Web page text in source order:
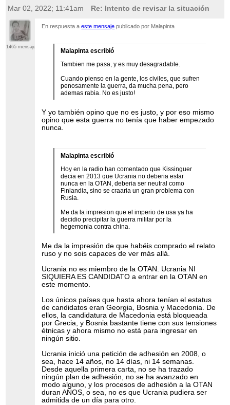
Mar 02, 2022; 11:41am
Re: Intento de revisar la situación
1465 mensajes
En respuesta aeste mensaje publicado por Malapinta
Malapinta escribió
Tambien me pasa, y es muy desagradable.
Cuando pienso en la gente, los civiles, que sufren
penosamente la guerra, da mucha pena, pero
ademas rabia. No es justo!
Y yo también opino que no es justo, y por eso mismo
opino que esta guerra no tenía que haber empezado
nunca.
Malapinta escribió
Hoy en la radio han comentado que Kissinguer
decia en 2013 que Ucrania no deberia estar
nunca en la OTAN, deberia ser neutral como
Finlandia, sino se craaria un gran problema con
Rusia.
Me da la impresion que el imperio de usa ya ha
decidio precipitar la guerra militar por la
hegemonia contra china.
Me da la impresión de que habéis comprado el relato
ruso y no sois capaces de ver más allá.
Ucrania no es miembro de la OTAN. Ucrania NI
SIQUIERA ES CANDIDATO a entrar en la OTAN en
este momento.
Los únicos países que hasta ahora tenían el estatus
de candidatos eran Georgia, Bosnia y Macedonia. De
ellos, la candidatura de Macedonia está bloqueada
por Grecia, y Bosnia bastante tiene con sus tensiones
étnicas y ahora mismo no está para ingresar en
ningún sitio.
Ucrania inició una petición de adhesión en 2008, o
sea, hace 14 años, no 14 días, ni 14 semanas.
Desde aquella primera carta, no se ha trazado
ningún plan de adhesión, no se ha avanzado en
modo alguno, y los procesos de adhesión a la OTAN
duran AÑOS, o sea, no es que Ucrania pudiera ser
admitida de un día para otro.